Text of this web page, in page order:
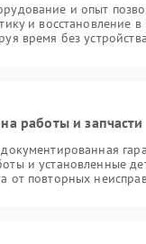
и опыт
и восстановление
время без устройства
работы и запчасти
и установленные
от повторных